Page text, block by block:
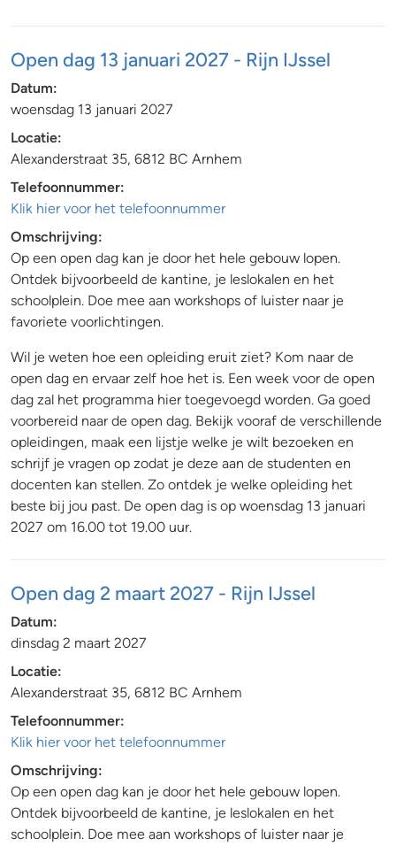
Open dag 13 januari 2027 - Rijn IJssel
Datum:
woensdag 13 januari 2027
Locatie:
Alexanderstraat 35, 6812 BC Arnhem
Telefoonnummer:
Klik hier voor het telefoonnummer
Omschrijving:
Op een open dag kan je door het hele gebouw lopen.
Ontdek bijvoorbeeld de kantine, je leslokalen en het
schoolplein. Doe mee aan workshops of luister naar je
favoriete voorlichtingen.
Wil je weten hoe een opleiding eruit ziet? Kom naar de
open dag en ervaar zelf hoe het is. Een week voor de open
dag zal het programma hier toegevoegd worden. Ga goed
voorbereid naar de open dag. Bekijk vooraf de verschillende
opleidingen, maak een lijstje welke je wilt bezoeken en
schrijf je vragen op zodat je deze aan de studenten en
docenten kan stellen. Zo ontdek je welke opleiding het
beste bij jou past. De open dag is op woensdag 13 januari
2027 om 16.00 tot 19.00 uur.
Open dag 2 maart 2027 - Rijn IJssel
Datum:
dinsdag 2 maart 2027
Locatie:
Alexanderstraat 35, 6812 BC Arnhem
Telefoonnummer:
Klik hier voor het telefoonnummer
Omschrijving:
Op een open dag kan je door het hele gebouw lopen.
Ontdek bijvoorbeeld de kantine, je leslokalen en het
schoolplein. Doe mee aan workshops of luister naar je